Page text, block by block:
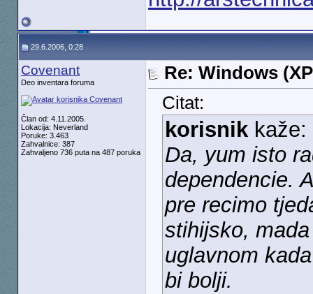
29.6.2006, 0:28
Covenant
Deo inventara foruma
Član od: 4.11.2005.
Lokacija: Neverland
Poruke: 3.463
Zahvalnice: 387
Zahvaljeno 736 puta na 487 poruka
Re: Windows
Citat:
korisnikkaže:
Da, yum isto
dependencie.
pre recimo
stihijsko,
uglavnom
bi bolji.